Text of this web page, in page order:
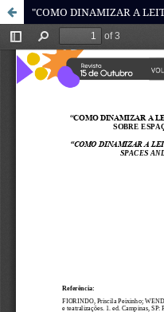
"COMO DINAMIZAR A